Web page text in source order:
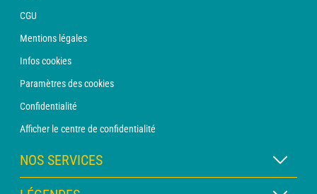
CGU
Mentions légales
Infos cookies
Paramètres des cookies
Confidentialité
Afficher le centre de confidentialité
NOS SERVICES
Abonnement METEO Xpert